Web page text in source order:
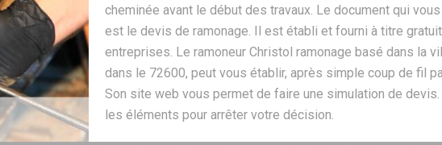
cheminée avant le début des travaux. Le document qui
est le devis de ramonage. Il est établi et fourni à titre
entreprises. Le ramoneur Christol ramonage basé dans la
dans le 72600, peut vous établir, après simple coup de fil
Son site web vous permet de faire une simulation de
les éléments pour arrêter votre décision.